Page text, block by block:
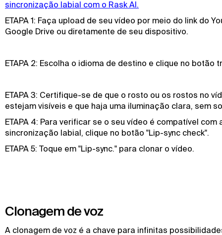
sincronização labial com o Rask AI.
ETAPA 1: Faça upload de seu vídeo por meio do link do
Google Drive ou diretamente de seu dispositivo.
ETAPA 2: Escolha o idioma de destino e clique no botão
ETAPA 3: Certifique-se de que o rosto ou os rostos no
estejam visíveis e que haja uma iluminação clara, sem
ETAPA 4: Para verificar se o seu vídeo é compatível com
sincronização labial, clique no botão "Lip-sync check".
ETAPA 5: Toque em "Lip-sync." para clonar o vídeo.
Clonagem de voz
A clonagem de voz é a chave para infinitas